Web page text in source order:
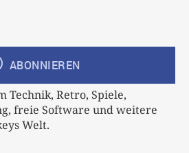
Technik, Retro, Spiele,
freie Software und weitere
Welt.